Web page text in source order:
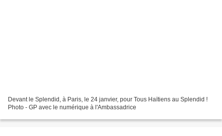
Devant le Splendid, à Paris, le 24 janvier, pour Tous Haïtiens au Splendid !
Photo - GP avec le numérique à l'Ambassadrice